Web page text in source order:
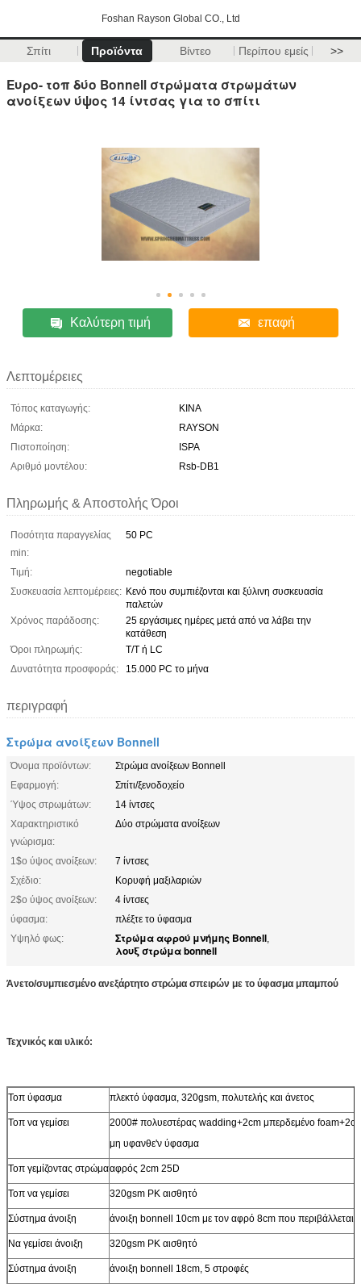
Foshan Rayson Global CO., Ltd
Σπίτι Προϊόντα Βίντεο Περίπου εμείς >>
Ευρο- τοπ δύο Bonnell στρώματα στρωμάτων
ανοίξεων ύψος 14 ίντσας για το σπίτι
Καλύτερη τιμή επαφή
Λεπτομέρειες
Τόπος καταγωγής:
ΚΙΝΑ
Μάρκα:
RAYSON
Πιστοποίηση:
ISPA
Αριθμό μοντέλου:
Rsb-DB1
Πληρωμής & Αποστολής Όροι
Ποσότητα παραγγελίας
min:
50 PC
Τιμή:
negotiable
Συσκευασία λεπτομέρειες: Κενό που συμπιέζονται και ξύλινη συσκευασία
παλετών
Χρόνος παράδοσης:
25 εργάσιμες ημέρες μετά από να λάβει την
κατάθεση
Όροι πληρωμής:
T/T ή LC
Δυνατότητα προσφοράς:
15.000 PC το μήνα
περιγραφή
Στρώμα ανοίξεων Bonnell
Όνομα προϊόντων:
Στρώμα ανοίξεων Bonnell
Εφαρμογή:
Σπίτι/ξενοδοχείο
Ύψος στρωμάτων:
14 ίντσες
Χαρακτηριστικό
γνώρισμα:
Δύο στρώματα ανοίξεων
1$ο ύψος ανοίξεων:
7 ίντσες
Σχέδιο:
Κορυφή μαξιλαριών
2$ο ύψος ανοίξεων:
4 ίντσες
ύφασμα:
πλέξτε το ύφασμα
Υψηλό φως:
Στρώμα αφρού μνήμης Bonnell,
λουξ στρώμα bonnell
Άνετο/συμπιεσμένο ανεξάρτητο στρώμα σπειρών με το ύφασμα μπαμπού
Τεχνικός και υλικό:
Τοπ ύφασμα πλεκτό ύφασμα, 320gsm, πολυτελής και άνετος
Τοπ να γεμίσει
2000# πολυεστέρας wadding+2cm μπερδεμένο
μη υφανθε'ν ύφασμα
Τοπ γεμίζοντας στρώμααφρός 2cm 25D
Τοπ να γεμίσει 320gsm PK αισθητό
Σύστημα άνοιξη άνοιξη bonnell 10cm με τον αφρό 8cm που περιβάλλεται
Να γεμίσει άνοιξη 320gsm PK αισθητό
Σύστημα άνοιξη άνοιξη bonnell 18cm, 5 στροφές